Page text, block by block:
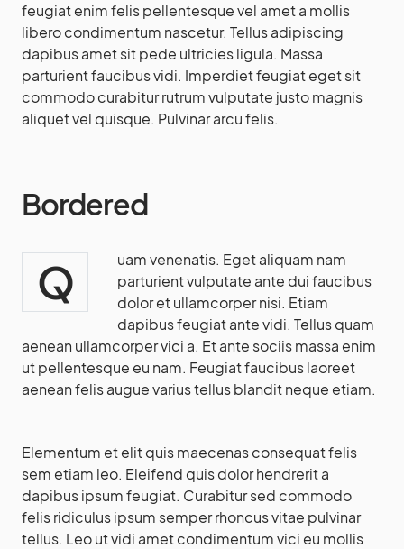
feugiat enim felis pellentesque vel amet a mollis
libero condimentum nascetur. Tellus adipiscing
dapibus amet sit pede ultricies ligula. Massa
parturient faucibus vidi. Imperdiet feugiat eget sit
commodo curabitur rutrum vulputate justo magnis
aliquet vel quisque. Pulvinar arcu felis.
Bordered
Q
uam venenatis. Eget aliquam nam
parturient vulputate ante dui faucibus
dolor et ullamcorper nisi. Etiam
dapibus feugiat ante vidi. Tellus quam
aenean ullamcorper vici a. Et ante sociis massa enim
ut pellentesque eu nam. Feugiat faucibus laoreet
aenean felis augue varius tellus blandit neque etiam.
Elementum et elit quis maecenas consequat felis
sem etiam leo. Eleifend quis dolor hendrerit a
dapibus ipsum feugiat. Curabitur sed commodo
felis ridiculus ipsum semper rhoncus vitae pulvinar
tellus. Leo ut vidi amet condimentum vici eu mollis